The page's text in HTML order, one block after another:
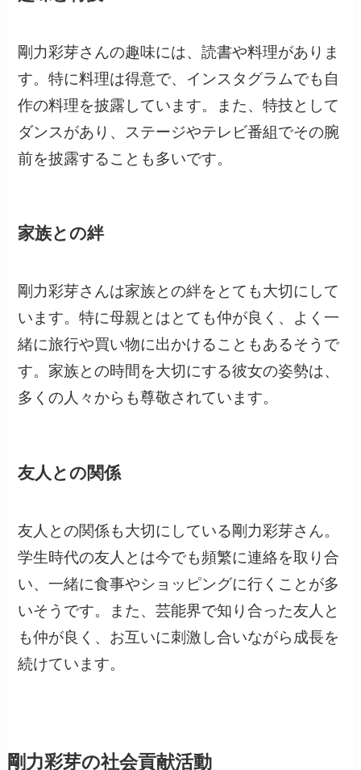
剛力彩芽さんの趣味には、読書や料理がありま
す。特に料理は得意で、インスタグラムでも自
作の料理を披露しています。また、特技として
ダンスがあり、ステージやテレビ番組でその腕
前を披露することも多いです。
家族との絆
剛力彩芽さんは家族との絆をとても大切にして
います。特に母親とはとても仲が良く、よく一
緒に旅行や買い物に出かけることもあるそうで
す。家族との時間を大切にする彼女の姿勢は、
多くの人々からも尊敬されています。
友人との関係
友人との関係も大切にしている剛力彩芽さん。
学生時代の友人とは今でも頻繁に連絡を取り合
い、一緒に食事やショッピングに行くことが多
いそうです。また、芸能界で知り合った友人と
も仲が良く、お互いに刺激し合いながら成長を
続けています。
剛力彩芽の社会貢献活動